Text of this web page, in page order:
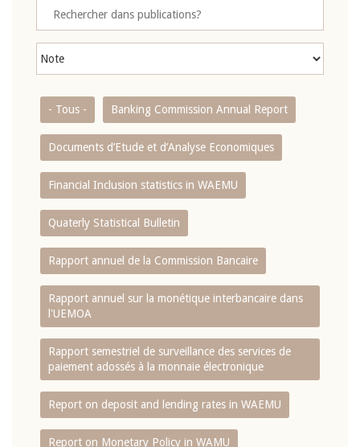
- Tous - Banking Commission Annual Report
Documents d’Etude et d’Analyse Economiques
Financial Inclusion statistics in WAEMU
Quaterly Statistical Bulletin
Rapport annuel de la Commission Bancaire
Rapport annuel sur la monétique interbancaire dans
l'UEMOA
Rapport semestriel de surveillance des services de
paiement adossés à la monnaie électronique
Report on deposit and lending rates in WAEMU
Report on Monetary Policy in WAMU